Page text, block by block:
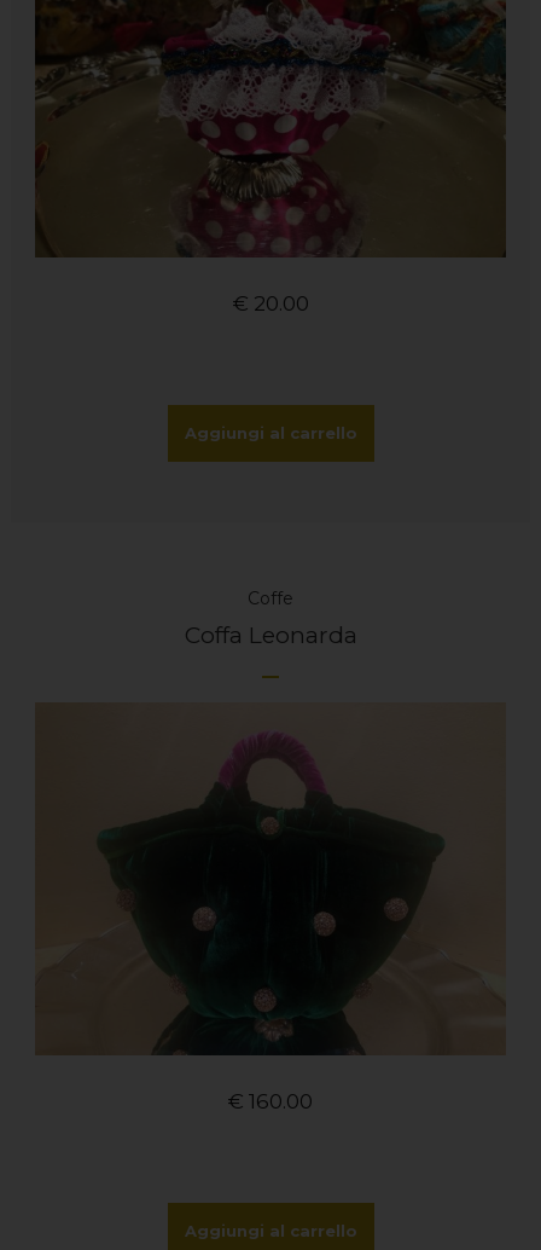
€ 20.00
Aggiungi al carrello
Coffe
Coffa Leonarda
€ 160.00
Aggiungi al carrello